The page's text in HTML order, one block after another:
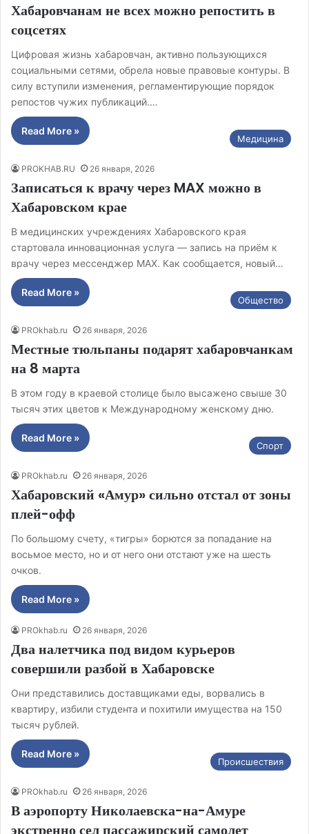
Хабаровчанам не всех можно репостить в
соцсетях
Цифровая жизнь хабаровчан, активно пользующихся
социальными сетями, обрела новые правовые контуры. В
силу вступили изменения, регламентирующие порядок
репостов чужих публикаций.…
Read More »
Медицина
PROKHAB.RU 26 января, 2026
Записаться к врачу через MAX можно в
Хабаровском крае
В медицинских учреждениях Хабаровского края
стартовала инновационная услуга — запись на приём к
врачу через мессенджер MAX. Как сообщается, новый…
Read More »
Общество
PROkhab.ru 26 января, 2026
Местные тюльпаны подарят хабаровчанкам
на 8 марта
В этом году в краевой столице было высажено свыше 30
тысяч этих цветов к Международному женскому дню.
Read More »
Спорт
PROkhab.ru 26 января, 2026
Хабаровский «Амур» сильно отстал от зоны
плей-офф
По большому счету, «тигры» борются за попадание на
восьмое место, но и от него они отстают уже на шесть
очков.
Read More »
PROkhab.ru 26 января, 2026
Два налетчика под видом курьеров
совершили разбой в Хабаровске
Они представились доставщиками еды, ворвались в
квартиру, избили студента и похитили имущества на 150
тысяч рублей.
Read More »
Происшествия
PROkhab.ru 26 января, 2026
В аэропорту Николаевска-на-Амуре
экстренно сел пассажирский самолет